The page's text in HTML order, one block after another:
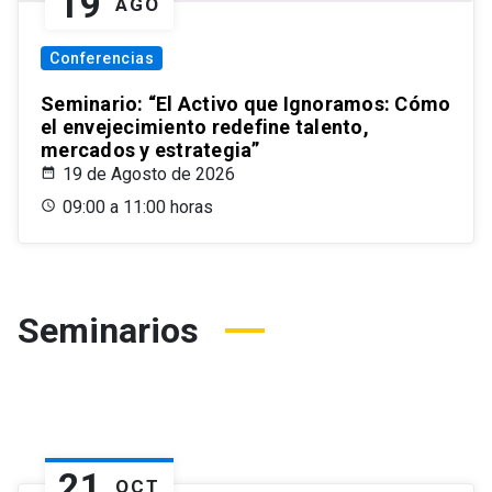
AGO
Conferencias
Seminario: “El Activo que Ignoramos: Cómo
el envejecimiento redefine talento,
mercados y estrategia”
19 de Agosto de 2026
09:00 a 11:00 horas
Seminarios
OCT